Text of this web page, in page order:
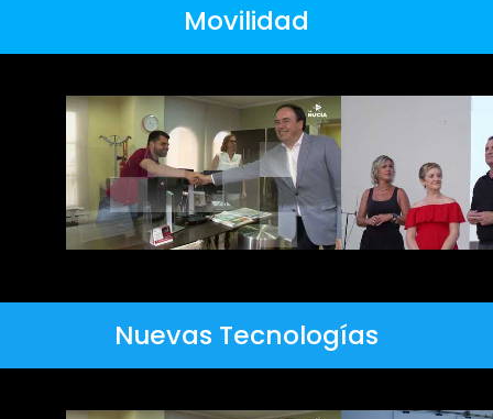
Movilidad
Nuevas Tecnologías